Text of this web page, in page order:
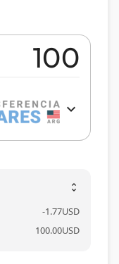
expand_more
unfold_more
-1.77USD
100.00USD